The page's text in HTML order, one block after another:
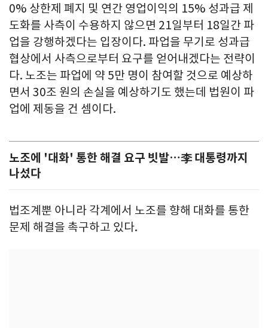
0% 상한제 폐지 및 연간 영업이익의 15% 성과급 제
도화를 사측이 수용하지 않으면 21일부터 18일간 파
업을 강행하겠다는 입장이다. 파업을 무기로 성과급
협상에서 사측으로부터 요구를 얻어내겠다는 전략이
다. 노조는 파업에 약 5만 명이 참여할 것으로 예상하
면서 30조 원의 손실을 예상하기도 했는데 법원이 파
업에 제동을 건 셈이다.
노조에 '대화' 통한 해결 요구 빗발…李 대통령까지
나섰다
법조계뿐 아니라 각계에서 노조를 향해 대화를 통한
문제 해결을 촉구하고 있다.